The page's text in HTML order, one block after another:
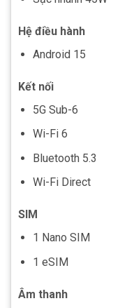
Hệ điều hành
Android 15
Kết nối
5G Sub-6
Wi-Fi 6
Bluetooth 5.3
Wi-Fi Direct
SIM
1 Nano SIM
1 eSIM
Âm thanh